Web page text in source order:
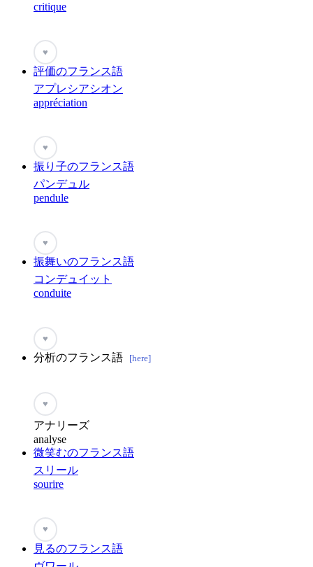
critique
♥
評価のフランス語
アプレシアシオン
appréciation
♥
振り子のフランス語
パンデュル
pendule
♥
振舞いのフランス語
コンデュイット
conduite
♥
分析のフランス語 [here]
♥
アナリーズ
analyse
微笑むのフランス語
スリール
sourire
♥
見るのフランス語